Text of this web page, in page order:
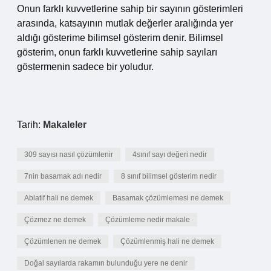
Onun farklı kuvvetlerine sahip bir sayının gösterimleri
arasında, katsayının mutlak değerler aralığında yer
aldığı gösterime bilimsel gösterim denir. Bilimsel
gösterim, onun farklı kuvvetlerine sahip sayıları
göstermenin sadece bir yoludur.
Tarih: Makaleler
309 sayısı nasıl çözümlenir 4sınıf sayı değeri nedir
7nin basamak adı nedir 8 sınıf bilimsel gösterim nedir
Ablatif hali ne demek Basamak çözümlemesi ne demek
Çözmez ne demek Çözümleme nedir makale
Çözümlenen ne demek Çözümlenmiş hali ne demek
Doğal sayılarda rakamın bulunduğu yere ne denir